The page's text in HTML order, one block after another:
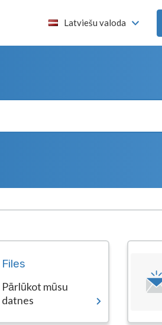
Latviešu valoda
Files
Pārlūkot mūsu
datnes